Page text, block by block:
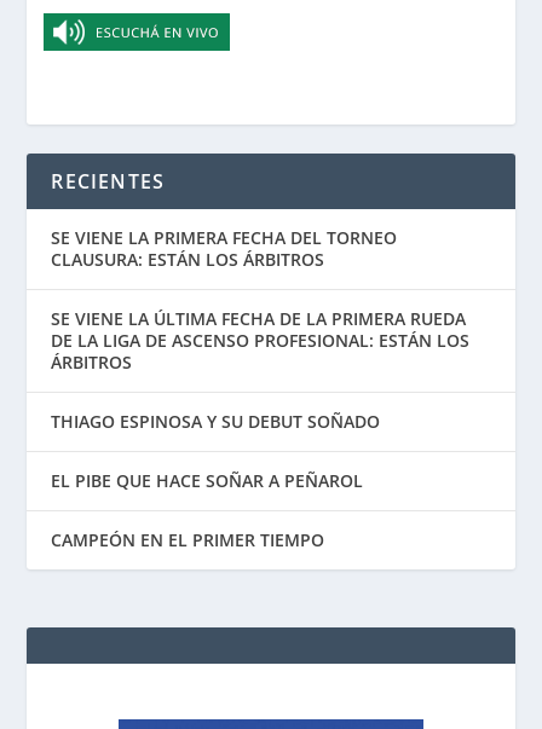
RECIENTES
SE VIENE LA PRIMERA FECHA DEL TORNEO
CLAUSURA: ESTÁN LOS ÁRBITROS
SE VIENE LA ÚLTIMA FECHA DE LA PRIMERA RUEDA
DE LA LIGA DE ASCENSO PROFESIONAL: ESTÁN LOS
ÁRBITROS
THIAGO ESPINOSA Y SU DEBUT SOÑADO
EL PIBE QUE HACE SOÑAR A PEÑAROL
CAMPEÓN EN EL PRIMER TIEMPO